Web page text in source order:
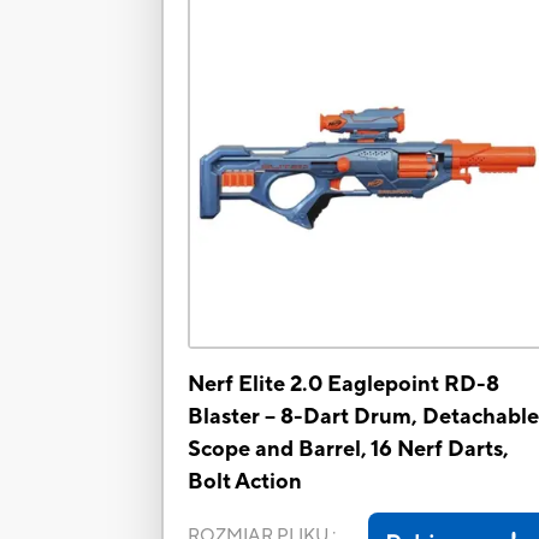
Nerf Elite 2.0 Eaglepoint RD-8
Blaster -- 8-Dart Drum, Detachable
Scope and Barrel, 16 Nerf Darts,
Bolt Action